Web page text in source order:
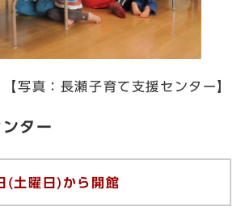
【写真：長瀬子育て支援センター】
ター
(土曜日) から開館